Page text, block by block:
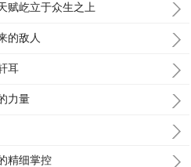
赋屹立于众生之上
的敌人
耳
力量
精细掌控